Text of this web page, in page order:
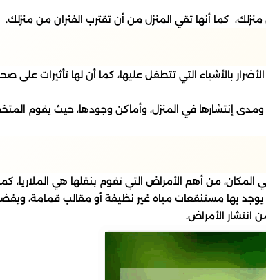
كما أنها تقي المنزل من أن تقترب الفئران من منزلك.
بالأشياء التي تتطفل عليها، كما أن لها تأثيرات على
ومدى إنتشارها في المنزل، وأماكن وجودها، حيث يقوم
من أهم الأمراض التي تقوم بنقلها هي الملاريا،
يوجد بها مستنقعات مياه غير نظيفة أو مقالب قمامة،
انتشار الأمراض.